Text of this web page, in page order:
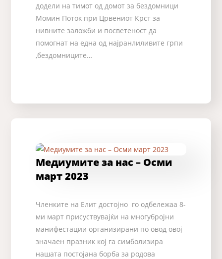
додели на тимот од домот за бездомници
Момин Поток при Црвениот Крст за
нивните заложби и посветеност да
помогнат на една од најранлиливите грпи
,бездомниците…
Медиумите за нас – Осми
март 2023
Членките на Елит достојно го одбележаа 8-
ми март присуствувајќи на многубројни
манифестации организирани по овод овој
значаен празник кој га симболизира
нашата постојана борба за родова